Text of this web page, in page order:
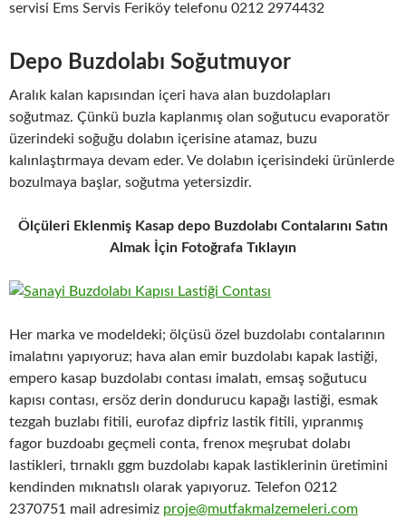
servisi Ems Servis Feriköy telefonu 0212 2974432
Depo Buzdolabı Soğutmuyor
Aralık kalan kapısından içeri hava alan buzdolapları
soğutmaz. Çünkü buzla kaplanmış olan soğutucu evaporatör
üzerindeki soğuğu dolabın içerisine atamaz, buzu
kalınlaştırmaya devam eder. Ve dolabın içerisindeki ürünlerde
bozulmaya başlar, soğutma yetersizdir.
Ölçüleri Eklenmiş Kasap depo Buzdolabı Contalarını Satın
Almak İçin Fotoğrafa Tıklayın
Her marka ve modeldeki; ölçüsü özel buzdolabı contalarının
imalatını yapıyoruz; hava alan emir buzdolabı kapak lastiği,
empero kasap buzdolabı contası imalatı, emsaş soğutucu
kapısı contası, ersöz derin dondurucu kapağı lastiği, esmak
tezgah buzlabı fitili, eurofaz dipfriz lastik fitili, yıpranmış
fagor buzdoabı geçmeli conta, frenox meşrubat dolabı
lastikleri, tırnaklı ggm buzdolabı kapak lastiklerinin üretimini
kendinden mıknatıslı olarak yapıyoruz. Telefon 0212
2370751 mail adresimiz proje@mutfakmalzemeleri.com